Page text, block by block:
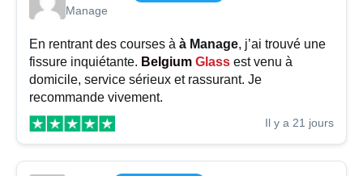
Manage
En rentrant des courses à à Manage, j’ai trouvé une
fissure inquiétante. Belgium Glass est venu à
domicile, service sérieux et rassurant. Je
recommande vivement.
Il y a 21 jours